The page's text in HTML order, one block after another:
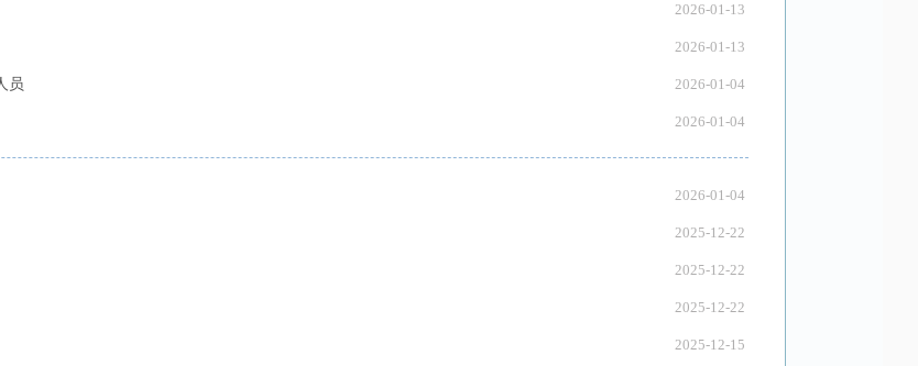
2026-01-13
2026-01-13
员 2026-01-04
2026-01-04
2026-01-04
2025-12-22
2025-12-22
2025-12-22
2025-12-15